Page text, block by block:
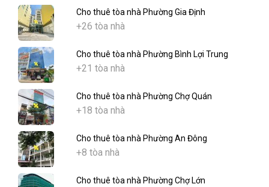
Cho thuê tòa nhà Phường Gia Định
+26 tòa nhà
Cho thuê tòa nhà Phường Bình Lợi Trung
+21 tòa nhà
Cho thuê tòa nhà Phường Chợ Quán
+18 tòa nhà
Cho thuê tòa nhà Phường An Đông
+8 tòa nhà
Cho thuê tòa nhà Phường Chợ Lớn